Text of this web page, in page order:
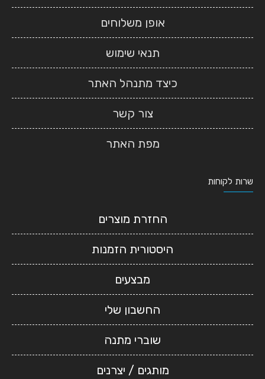
אופן משלוחים
תנאי שימוש
כיצד מתנהל האתר
צור קשר
מפת האתר
שרות לקוחות
החזרת מוצרים
היסטורית הזמנות
מבצעים
החשבון שלי
שוברי מתנה
מותגים / יצרנים